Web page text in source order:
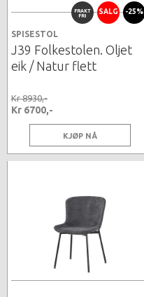
SALG -25%
FRAKT
FRI
SPISESTOL
J39 Folkestolen. Oljet
eik / Natur flett
Kr 8930,-
Kr 6700,-
KJØP NÅ